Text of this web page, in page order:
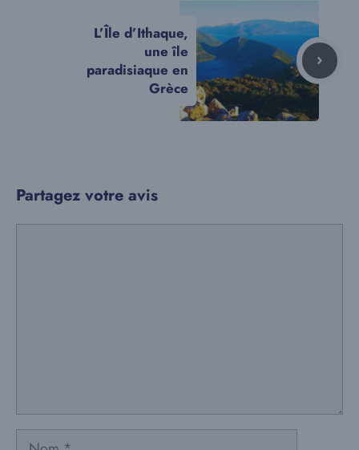
L’Île d’Ithaque,
une île
paradisiaque en
Grèce
Partagez votre avis
Nom